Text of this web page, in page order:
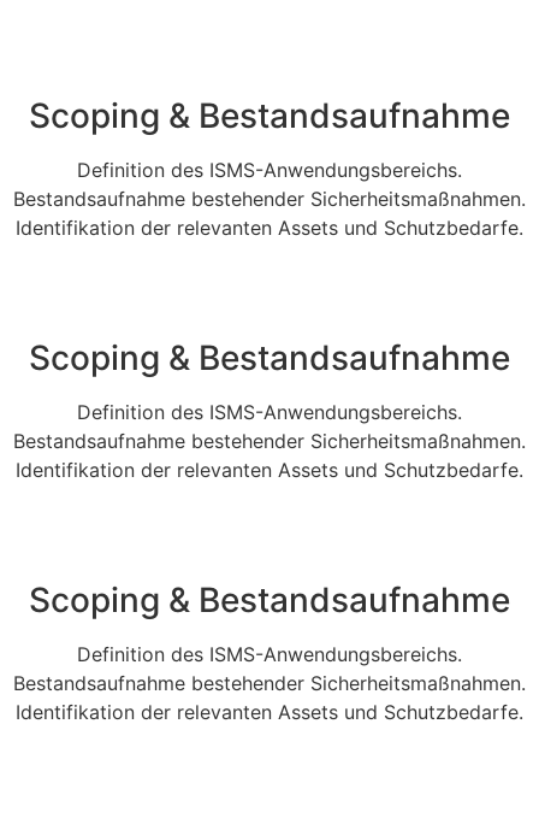
Scoping & Bestandsaufnahme
Definition des ISMS-Anwendungsbereichs.
Bestandsaufnahme bestehender Sicherheitsmaßnahmen.
Identifikation der relevanten Assets und Schutzbedarfe.
Scoping & Bestandsaufnahme
Definition des ISMS-Anwendungsbereichs.
Bestandsaufnahme bestehender Sicherheitsmaßnahmen.
Identifikation der relevanten Assets und Schutzbedarfe.
Scoping & Bestandsaufnahme
Definition des ISMS-Anwendungsbereichs.
Bestandsaufnahme bestehender Sicherheitsmaßnahmen.
Identifikation der relevanten Assets und Schutzbedarfe.